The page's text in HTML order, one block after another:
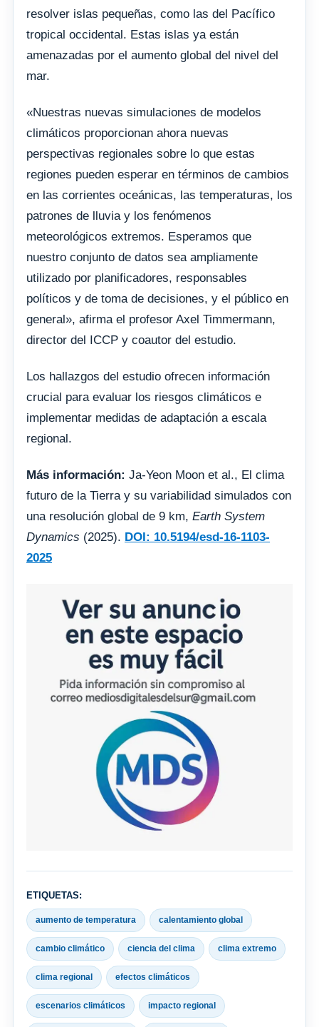
resolver islas pequeñas, como las del Pacífico
tropical occidental. Estas islas ya están
amenazadas por el aumento global del nivel del
mar.
«Nuestras nuevas simulaciones de modelos
climáticos proporcionan ahora nuevas
perspectivas regionales sobre lo que estas
regiones pueden esperar en términos de cambios
en las corrientes oceánicas, las temperaturas, los
patrones de lluvia y los fenómenos
meteorológicos extremos. Esperamos que
nuestro conjunto de datos sea ampliamente
utilizado por planificadores, responsables
políticos y de toma de decisiones, y el público en
general», afirma el profesor Axel Timmermann,
director del ICCP y coautor del estudio.
Los hallazgos del estudio ofrecen información
crucial para evaluar los riesgos climáticos e
implementar medidas de adaptación a escala
regional.
Más información: Ja-Yeon Moon et al., El clima
futuro de la Tierra y su variabilidad simulados con
una resolución global de 9 km, Earth System
Dynamics (2025). DOI: 10.5194/esd-16-1103-
2025
ETIQUETAS:
aumento de temperatura calentamiento global
cambio climático ciencia del clima clima extremo
clima regional efectos climáticos
escenarios climáticos impacto regional